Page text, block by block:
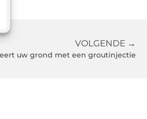
VOLGENDE →
uw grond met een groutinjectie